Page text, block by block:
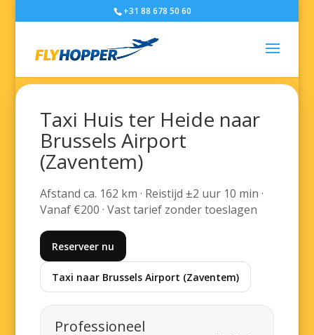
+31 88 678 50 60
Taxi Huis ter Heide naar
Brussels Airport
(Zaventem)
Afstand ca. 162 km · Reistijd ±2 uur 10 min ·
Vanaf €200 · Vast tarief zonder toeslagen
Reserveer nu
Taxi naar Brussels Airport (Zaventem)
Professioneel